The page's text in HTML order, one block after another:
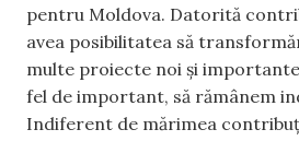
pentru Moldova. Datorită
avea posibilitatea să
multe proiecte noi și importante
fel de important, să rămânem
Indiferent de mărimea